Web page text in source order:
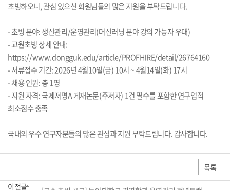
초빙하오니, 관심 있으신 회원님들의 많은 지원을 부탁드립니다.
- 초빙 분야: 생산관리/운영관리(머신러닝 분야 강의 가능자 우대)
- 교원초빙 상세 안내:
https://www.dongguk.edu/article/PROFHIRE/detail/26764160
- 서류접수 기간: 2026년 4월10일(금) 10시 ~ 4월14일(화) 17시
- 채용 인원: 총 1명
- 지원 자격: 국제저명A 게재논문(주저자) 1건 필수를 포함한 연구업적
최소점수 충족
국내외 우수 연구자분들의 많은 관심과 지원 부탁드립니다. 감사합니다.
목록
이전글